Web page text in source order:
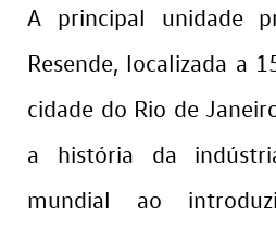
A principal unidade
Resende, localizada a
cidade do Rio de
a história da
mundial ao